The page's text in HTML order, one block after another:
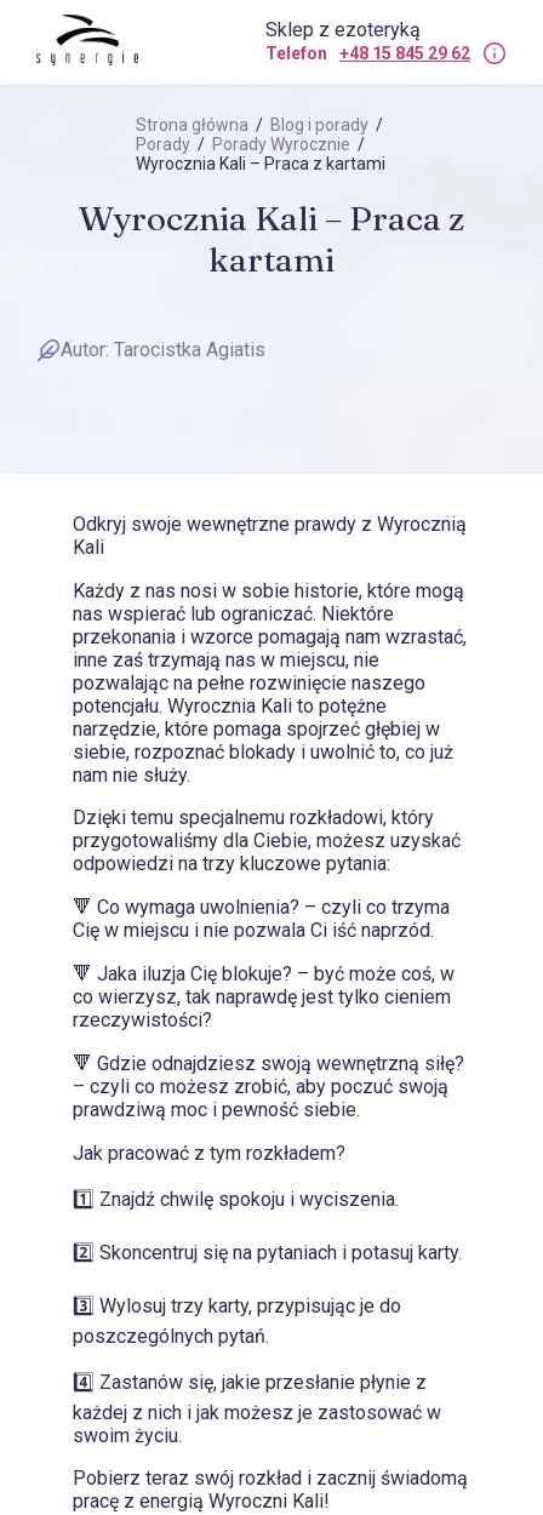
Sklep z ezoteryką
Telefon +48 15 845 29 62
Strona główna / Blog i porady /
Porady / Porady Wyrocznie /
Wyrocznia Kali – Praca z kartami
Wyrocznia Kali – Praca z
kartami
Autor: Tarocistka Agiatis
Odkryj swoje wewnętrzne prawdy z Wyrocznią
Kali
Każdy z nas nosi w sobie historie, które mogą
nas wspierać lub ograniczać. Niektóre
przekonania i wzorce pomagają nam wzrastać,
inne zaś trzymają nas w miejscu, nie
pozwalając na pełne rozwinięcie naszego
potencjału. Wyrocznia Kali to potężne
narzędzie, które pomaga spojrzeć głębiej w
siebie, rozpoznać blokady i uwolnić to, co już
nam nie służy.
Dzięki temu specjalnemu rozkładowi, który
przygotowaliśmy dla Ciebie, możesz uzyskać
odpowiedzi na trzy kluczowe pytania:
🔻 Co wymaga uwolnienia? – czyli co trzyma
Cię w miejscu i nie pozwala Ci iść naprzód.
🔻 Jaka iluzja Cię blokuje? – być może coś, w
co wierzysz, tak naprawdę jest tylko cieniem
rzeczywistości?
🔻 Gdzie odnajdziesz swoją wewnętrzną siłę?
– czyli co możesz zrobić, aby poczuć swoją
prawdziwą moc i pewność siebie.
Jak pracować z tym rozkładem?
1️⃣ Znajdź chwilę spokoju i wyciszenia.
2️⃣ Skoncentruj się na pytaniach i potasuj karty.
3️⃣ Wylosuj trzy karty, przypisując je do
poszczególnych pytań.
4️⃣ Zastanów się, jakie przesłanie płynie z
każdej z nich i jak możesz je zastosować w
swoim życiu.
Pobierz teraz swój rozkład i zacznij świadomą
pracę z energią Wyroczni Kali!